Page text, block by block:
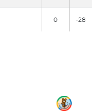
0 -28